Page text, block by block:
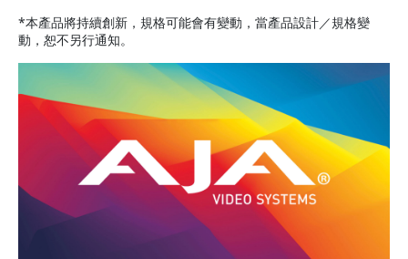
*本產品將持續創新，規格可能會有變動，當產品設計／規格變
動，恕不另行通知。